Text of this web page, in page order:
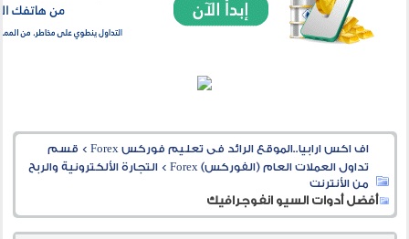
اف اكس ارابيا..الموقع الرائد فى تعليم فوركس Forex > قسم
تداول العملات العام (الفوركس) Forex
>التجارة الألكترونية والربح
من الأنترنت
أفضل أدوات السيو انفوجرافيك